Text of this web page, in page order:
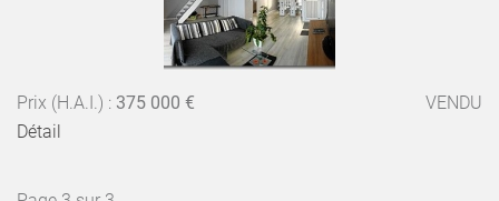
VENDU
Prix (H.A.I.) : 375 000 €
Détail